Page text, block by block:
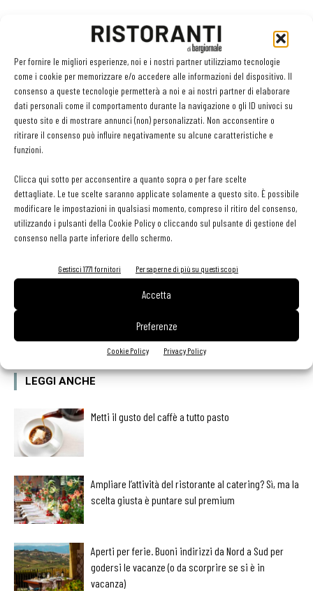
Per fornire le migliori esperienze, noi e i nostri partner utilizziamo tecnologie
come i cookie per memorizzare e/o accedere alle informazioni del dispositivo. Il
consenso a queste tecnologie permetterà a noi e ai nostri partner di elaborare
dati personali come il comportamento durante la navigazione o gli ID univoci su
questo sito e di mostrare annunci (non) personalizzati. Non acconsentire o
ritirare il consenso può influire negativamente su alcune caratteristiche e
funzioni.
Clicca qui sotto per acconsentire a quanto sopra o per fare scelte
dettagliate. Le tue scelte saranno applicate solamente a questo sito. È possibile
modificare le impostazioni in qualsiasi momento, compreso il ritiro del consenso,
utilizzando i pulsanti della Cookie Policy o cliccando sul pulsante di gestione del
consenso nella parte inferiore dello schermo.
Gestisci 1771 fornitori Per saperne di più su questi scopi
Accetta
Preferenze
Cookie Policy Privacy Policy
LEGGI ANCHE
Metti il gusto del caffè a tutto pasto
Ampliare l’attività del ristorante al catering? Sì, ma la
scelta giusta è puntare sul premium
Aperti per ferie. Buoni indirizzi da Nord a Sud per
godersi le vacanze (o da scorprire se si è in
vacanza)